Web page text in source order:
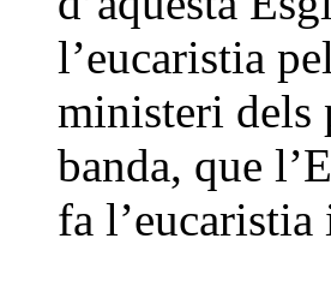
l’eucaristia pel
ministeri dels
banda, que
fa l’eucaristia